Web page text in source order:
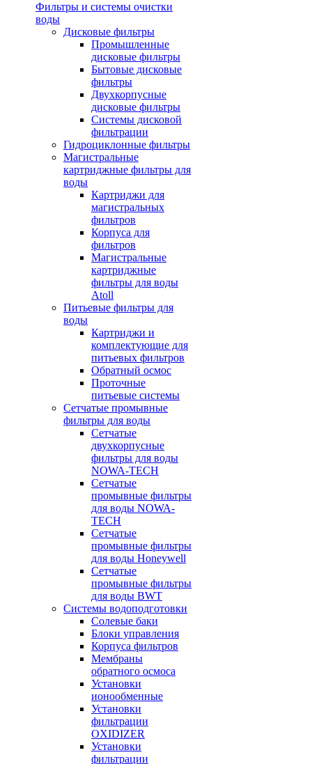
Фильтры и системы очистки
воды
Дисковые фильтры
Промышленные
дисковые фильтры
Бытовые дисковые
фильтры
Двухкорпусные
дисковые фильтры
Системы дисковой
фильтрации
Гидроциклонные фильтры
Магистральные
картриджные фильтры для
воды
Картриджи для
магистральных
фильтров
Корпуса для
фильтров
Магистральные
картриджные
фильтры для воды
Atoll
Питьевые фильтры для
воды
Картриджи и
комплектующие для
питьевых фильтров
Обратный осмос
Проточные
питьевые системы
Сетчатые промывные
фильтры для воды
Сетчатые
двухкорпусные
фильтры для воды
NOWA-TECH
Сетчатые
промывные фильтры
для воды NOWA-
TECH
Сетчатые
промывные фильтры
для воды Honeywell
Сетчатые
промывные фильтры
для воды BWT
Системы водоподготовки
Солевые баки
Блоки управления
Корпуса фильтров
Мембраны
обратного осмоса
Установки
ионообменные
Установки
фильтрации
OXIDIZER
Установки
фильтрации